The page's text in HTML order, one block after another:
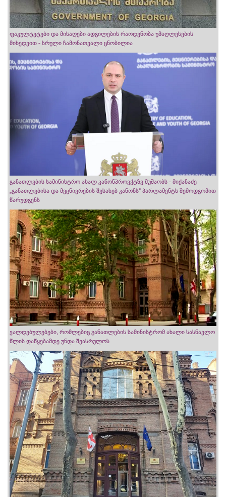
ფაკულტეტები და მისაღები ადგილების რაოდენობა უმაღლესების
მიხედვით - სრული ჩამონათვალი ცნობილია
განათლების სამინისტრო ახალ კანონპროექტზე მუშაობს - მიქანაძე
„განათლებისა და მეცნიერების შესახებ კანონს“ პარლამენტს შემოდგომით
წარუდგენს
ვალდებულებები, რომლებიც განათლების სამინისტრომ ახალი სასწავლო
წლის დაწყებამდე უნდა შეასრულოს